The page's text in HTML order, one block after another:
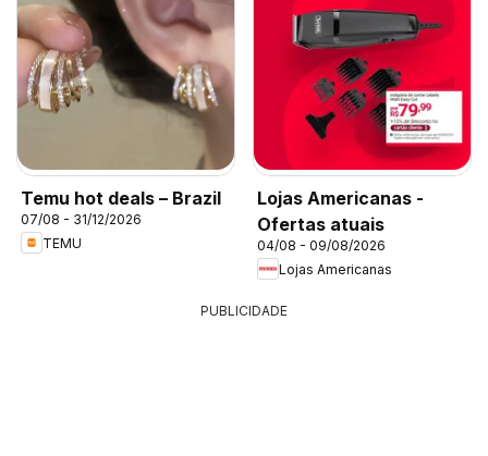
Temu hot deals – Brazil
07/08 - 31/12/2026
TEMU
Lojas Americanas -
Ofertas atuais
04/08 - 09/08/2026
Lojas Americanas
PUBLICIDADE